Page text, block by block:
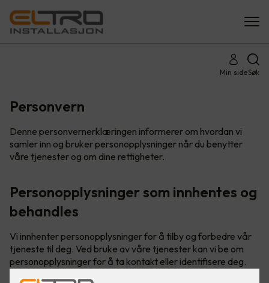
Min sideSøk
Personvern
Denne personvernerklæringen informerer om hvordan vi
samler inn og bruker personopplysninger når du benytter
våre tjenester og om dine rettigheter.
Personopplysninger som innhentes og
behandles
Vi innhenter personopplysninger for å tilby og forbedre vår
tjeneste til deg. Ved bruke av våre tjenester kan vi be om
personopplysninger for å ta kontakt eller identifisere deg.